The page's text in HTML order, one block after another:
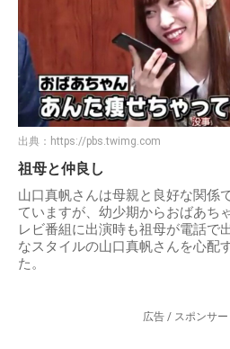
出典： https://pbs.twimg.com
祖母と仲良し
山口真帆さんは母親と良好な関係
ていますが、幼少期からおばあち
レビ番組に出演時も祖母が電話で
なスタイルの山口真帆さんを心配
た。
広告 / スポンサー